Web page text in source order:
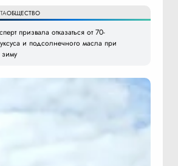
ОБЩЕСТВО
призвала отказаться от 70-
и подсолнечного масла при
зиму